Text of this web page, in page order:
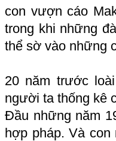
con vượn cáo
trong khi những
thể sờ vào những
20 năm trước
người ta thống kê
Đầu những năm
hợp pháp. Và